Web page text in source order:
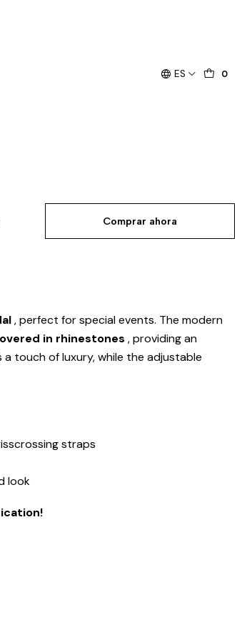
ES 0
Comprar ahora
, perfect for special events. The modern
in rhinestones , providing an
touch of luxury, while the adjustable
straps
look